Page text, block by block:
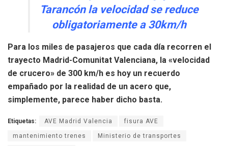
Tarancón la velocidad se reduce
obligatoriamente a 30km/h
Para los miles de pasajeros que cada día recorren el
trayecto Madrid-Comunitat Valenciana, la «velocidad
de crucero» de 300 km/h es hoy un recuerdo
empañado por la realidad de un acero que,
simplemente, parece haber dicho basta.
Etiquetas: AVE Madrid Valencia fisura AVE
mantenimiento trenes Ministerio de transportes